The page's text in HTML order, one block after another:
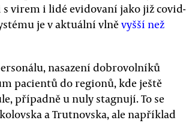
virem i lidé evidovaní jako již covid-
je v aktuální vlněvyšší než
nasazení dobrovolníků
pacientů do regionů, kde ještě
případně u nuly stagnují. To se
a Trutnovska, ale například